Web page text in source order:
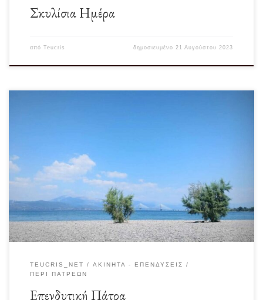
Σκυλίσια Ημέρα
από Teucris δημοσιευμένο 21 Αυγούστου 2023
Με την πόλη της Πάτρας, όπως έχω γράψει και στο παρελθόν δεν έχω καμία
σχέση, όσον […]
TEUCRIS_NET
ΑΚΊΝΗΤΑ - ΕΠΕΝΔΎΣΕΙΣ
ΠΕΡΊ ΠΑΤΡΈΩΝ
Επενδυτική Πάτρα